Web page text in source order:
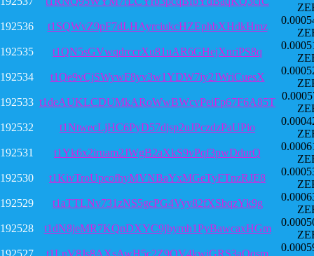
192536
t1SQWvZ9pF7dLHAyrciukcHZEphbXHdkHmz
192535
t1QN5sGVwqdrccrXu81uAR6GHejXnriPS8q
192534
t1Qe9vCjSWywF8yv3w1YDW7iy2JWriCuesX
192533 t1deAUKLCDUMkARoWwBWcvPeiFp67F6A85T
192532
t1NtwecLjHC6PyD57djsp2uJPczdzPaUPio
192531
t1Yk6x2iruam2JWgB2aXkS9vPqf3pwDdurQ
192530
t1KivTroUpcofhyMVNBaYxMGeTyFTnzRJE8
192529
t1aTTLNv731zNS5gcPG4Vyy82fXSbqzYk9g
192528
t1dN8jeMR7KQnDXYC9jbymh1PyBawcaxHGm
192527
t1LnV8Js8AXsAwH5c2Z9QV4kwjGRS3aQqsm